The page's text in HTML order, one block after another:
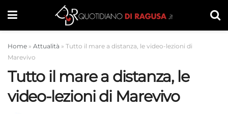
Home » Attualità » Tutto il mare a distanza, le video-lezioni di
Marevivo
Tutto il mare a distanza, le
video-lezioni di Marevivo